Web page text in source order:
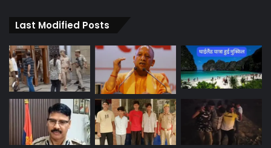
Last Modified Posts